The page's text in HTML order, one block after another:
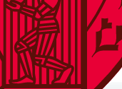
digitalen
Keith Hall